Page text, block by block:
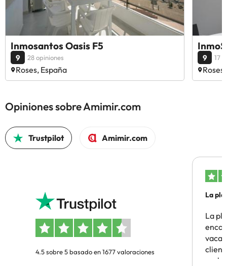
Inmosantos Oasis F5
9 28 opiniones
Roses, España
9 17
Opiniones sobre Amimir.com
Trustpilot Amimir.com
4.5 sobre 5 basado en 1677 valoraciones
La
La